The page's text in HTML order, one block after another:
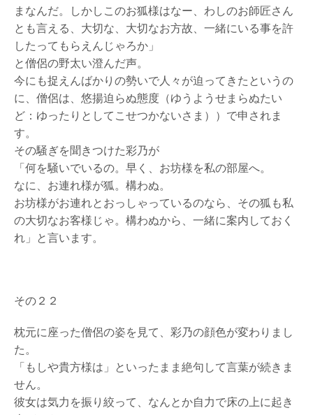
まなんだ。しかしこのお狐様はなー、わしのお師匠さん
とも言える、大切な、大切なお方故、一緒にいる事を許
したってもらえんじゃろか」
と僧侶の野太い澄んだ声。
今にも捉えんばかりの勢いで人々が迫ってきたというの
に、僧侶は、悠揚迫らぬ態度（ゆうようせまらぬたい
ど：ゆったりとしてこせつかないさま））で申されま
す。
その騒ぎを聞きつけた彩乃が
「何を騒いでいるの。早く、お坊様を私の部屋へ。
なに、お連れ様が狐。構わぬ。
お坊様がお連れとおっしゃっているのなら、その狐も私
の大切なお客様じゃ。構わぬから、一緒に案内しておく
れ」と言います。
その２２
枕元に座った僧侶の姿を見て、彩乃の顔色が変わりまし
た。
「もしや貴方様は」といったまま絶句して言葉が続きま
せん。
彼女は気力を振り絞って、なんとか自力で床の上に起き